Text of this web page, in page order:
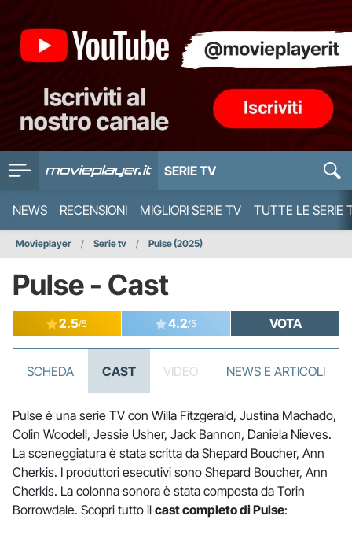
SERIE TV
NEWS RECENSIONI MIGLIORI SERIE TV TUTTE LE SERIE
Movieplayer Serie tv Pulse (2025)
Pulse - Cast
2.5/5 4.2/5 VOTA
SCHEDA CAST VIDEO NEWS E ARTICOLI
Pulse è una serie TV con Willa Fitzgerald, Justina Machado,
Colin Woodell, Jessie Usher, Jack Bannon, Daniela Nieves.
La sceneggiatura è stata scritta da Shepard Boucher, Ann
Cherkis. I produttori esecutivi sono Shepard Boucher, Ann
Cherkis. La colonna sonora è stata composta da Torin
Borrowdale. Scopri tutto il cast completo di Pulse: